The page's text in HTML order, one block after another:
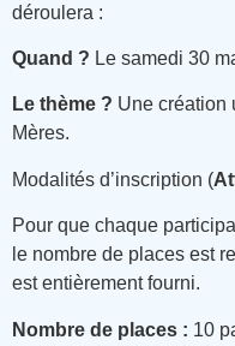
déroulera :
Quand ? Le samedi 30
Le thème ? Une création
Mères.
Modalités d’inscription (
Pour que chaque
le nombre de places est
est entièrement fourni.
Nombre de places : 10